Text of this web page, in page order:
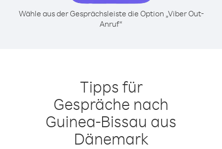
Wähle aus der Gesprächsleiste die Option „Viber Out-
Anruf“
Tipps für
Gespräche nach
Guinea-Bissau aus
Dänemark